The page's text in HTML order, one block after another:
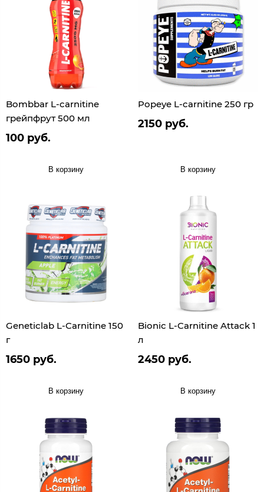
Bombbar L-carnitine
грейпфрут 500 мл
100 руб.
В корзину
Popeye L-carnitine 250 гр
2150 руб.
В корзину
Geneticlab L-Carnitine 150
г
1650 руб.
В корзину
Bionic L-Carnitine Attack 1
л
2450 руб.
В корзину